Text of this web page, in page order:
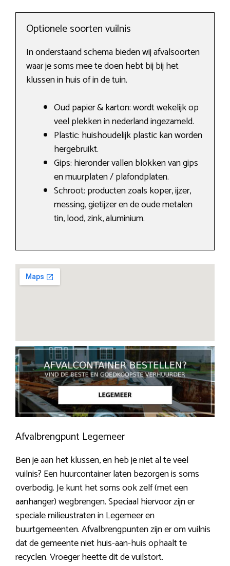
Optionele soorten vuilnis
In onderstaand schema bieden wij afvalsoorten
waar je soms mee te doen hebt bij bij het
klussen in huis of in de tuin.
Oud papier & karton: wordt wekelijk op
veel plekken in nederland ingezameld.
Plastic: huishoudelijk plastic kan worden
hergebruikt.
Gips: hieronder vallen blokken van gips
en muurplaten / plafondplaten.
Schroot: producten zoals koper, ijzer,
messing, gietijzer en de oude metalen
tin, lood, zink, aluminium.
Afvalbrengpunt Legemeer
Ben je aan het klussen, en heb je niet al te veel
vuilnis? Een huurcontainer laten bezorgen is soms
overbodig. Je kunt het soms ook zelf (met een
aanhanger) wegbrengen. Speciaal hiervoor zijn er
speciale milieustraten in Legemeer en
buurtgemeenten. Afvalbrengpunten zijn er om vuilnis
dat de gemeente niet huis-aan-huis ophaalt te
recyclen. Vroeger heette dit de vuilstort.